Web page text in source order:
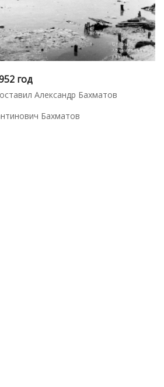
год
Александр Бахматов
Бахматов